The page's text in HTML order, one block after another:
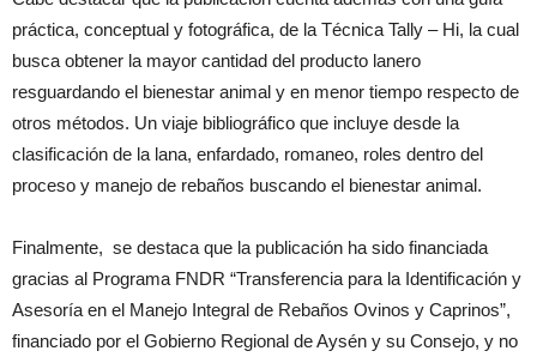
práctica, conceptual y fotográfica, de la Técnica Tally – Hi, la cual
busca obtener la mayor cantidad del producto lanero
resguardando el bienestar animal y en menor tiempo respecto de
otros métodos. Un viaje bibliográfico que incluye desde la
clasificación de la lana, enfardado, romaneo, roles dentro del
proceso y manejo de rebaños buscando el bienestar animal.
Finalmente, se destaca que la publicación ha sido financiada
gracias al Programa FNDR “Transferencia para la Identificación y
Asesoría en el Manejo Integral de Rebaños Ovinos y Caprinos”,
financiado por el Gobierno Regional de Aysén y su Consejo, y no